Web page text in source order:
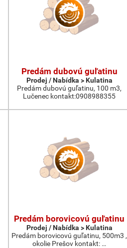
Predám dubovú guľatinu
Prodej / Nabídka > Kulatina
Predám dubovú guľatinu, 100 m3,
Lučenec kontakt:0908988355
Predám borovicovú guľatinu
Prodej / Nabídka > Kulatina
Predám borovicovú guľatinu, 500m3 ,
okolie Prešov kontakt: …